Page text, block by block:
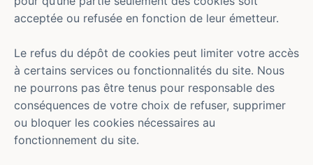
acceptée ou refusée en fonction de leur émetteur.
Le refus du dépôt de cookies peut limiter votre accès
à certains services ou fonctionnalités du site. Nous
ne pourrons pas être tenus pour responsable des
conséquences de votre choix de refuser, supprimer
ou bloquer les cookies nécessaires au
fonctionnement du site.